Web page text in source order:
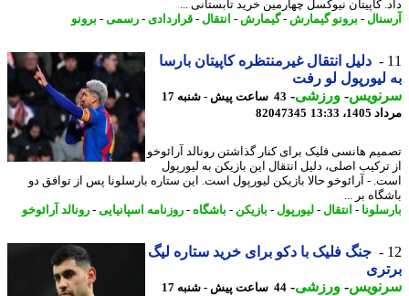
کاپیتان نیوکسل چهارمین خرید تابستانی ...
-برونو گیمارش-گیمارش-انتقال-قراردادی-رسمی-برونو
دلیل انتقال غیرمنتظره کاپیتان بارسا
لو رفت
-ورزشی-
43 ساعت پیش - شنبه 17
13:33
82047345
هانسی فلیک برای کنار گذاشتن رونالد آرائوخو
اصلی، دلیل انتقال این بازیکن به لیورپول
- آرائوخو حالا بازیکن لیورپول است. این ستاره بارسلونا پس از توافق دو
بر ...
-انتقال-لیورپول -بازیکن -باشگاه-روزنامه اسپانیایی-رونالد آرائوخو
جنگ فلیک با دکو برای خرید ستاره لیگ
-ورزشی-
44 ساعت پیش - شنبه 17